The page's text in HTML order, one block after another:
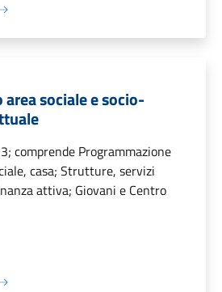
sociale e socio-
comprende Programmazione
casa; Strutture, servizi
attiva; Giovani e Centro